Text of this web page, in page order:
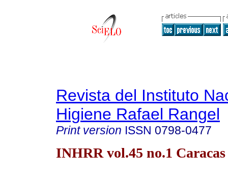
Revista del Instituto
Higiene Rafael Rangel
Print version ISSN 0798-0477
INHRR vol.45 no.1 Caracas